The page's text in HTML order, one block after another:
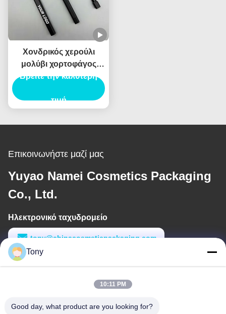
Χονδρικός χερούλι
μολύβι χορτοφάγος
κρεμαρό δοχείο
Logo ιδιωτική ετικέτα
Βρείτε την καλύτερη
τιμή
Επικοινωνήστε μαζί μας
Yuyao Namei Cosmetics Packaging
Co., Ltd.
Ηλεκτρονικό ταχυδρομείο
tony@chinacosmeticpackaging.com
Εργασιακό χρόνο
Tony
10:11 PM
Good day, what product are you looking for?